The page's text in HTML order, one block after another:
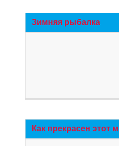
Зимняя рыбалка
Как прекрасен этот